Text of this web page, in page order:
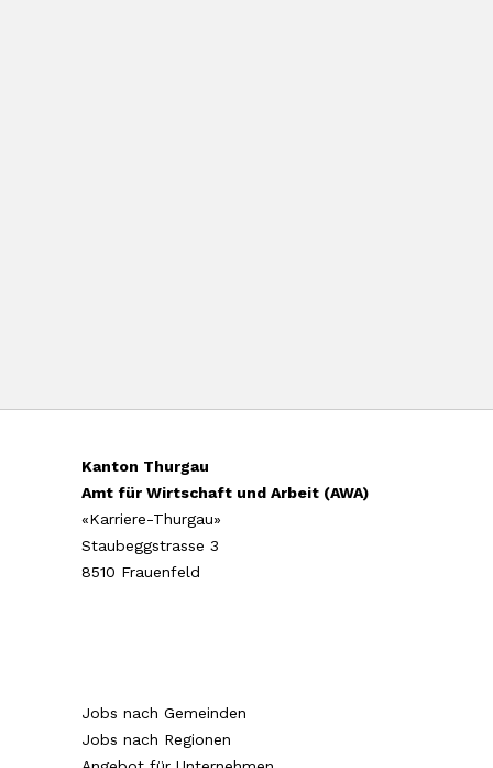
Kanton Thurgau
Amt für Wirtschaft und Arbeit (AWA)
«Karriere-Thurgau»
Staubeggstrasse 3
8510 Frauenfeld
Jobs nach Gemeinden
Jobs nach Regionen